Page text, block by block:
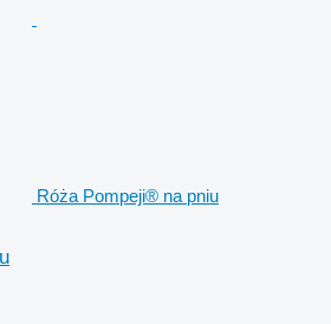
Róża Pompeji® na pniu